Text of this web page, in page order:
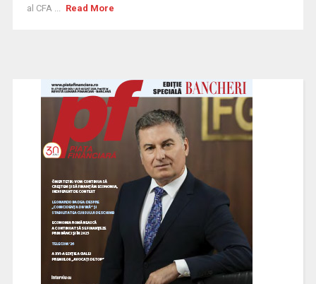
al CFA ... Read More